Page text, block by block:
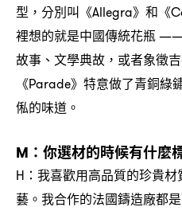
型 ， 分別叫《Allegra》和《
裡想的就是中國傳統花瓶
故事、文學典故 ， 或者象徵
《Parade》特意做了青銅綠
俬的味道。
M： 你選材的時候有什麼
H： 我喜歡用高品質的珍貴材
藝。我合作的法國鑄造廠都